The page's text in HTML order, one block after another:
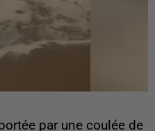
par une coulée de